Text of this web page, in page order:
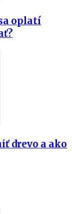
oplatí
drevo a ako